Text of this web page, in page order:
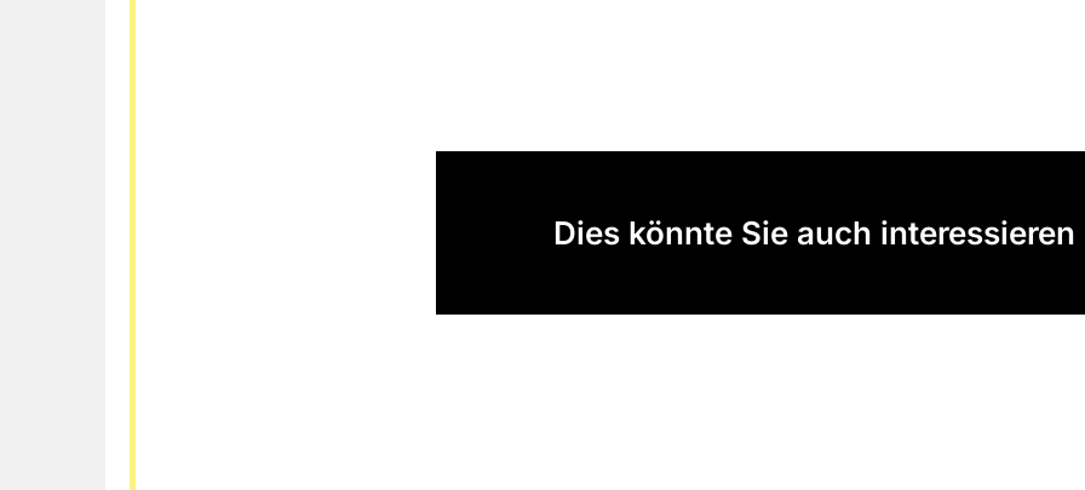
Dies könnte Sie auch interessieren